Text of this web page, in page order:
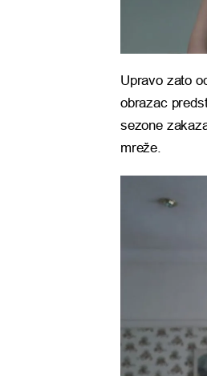
Upravo zato
obrazac
sezone
mreže.